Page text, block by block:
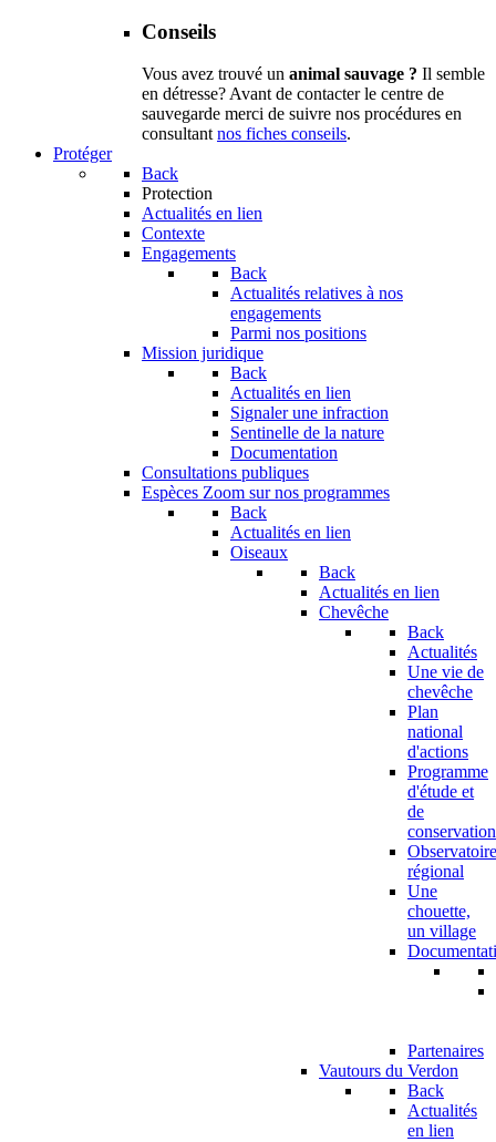
Conseils
Vous avez trouvé un animal sauvage ? Il semble
en détresse? Avant de contacter le centre de
sauvegarde merci de suivre nos procédures en
consultantnos fiches conseils.
Protéger
Back
Protection
Actualités en lien
Contexte
Engagements
Back
Actualités relatives à nos
engagements
Parmi nos positions
Mission juridique
Back
Actualités en lien
Signaler une infraction
Sentinelle de la nature
Documentation
Consultations publiques
Espèces Zoom sur nos programmes
Back
Actualités en lien
Oiseaux
Back
Actualités en lien
Chevêche
Back
Actualités
Une vie de
chevêche
Plan
national
d'actions
Programme
d'étude et
de
conservation
Observatoire
régional
Une
chouette,
un village
Partenaires
Vautours du Verdon
Back
Actualités
en lien